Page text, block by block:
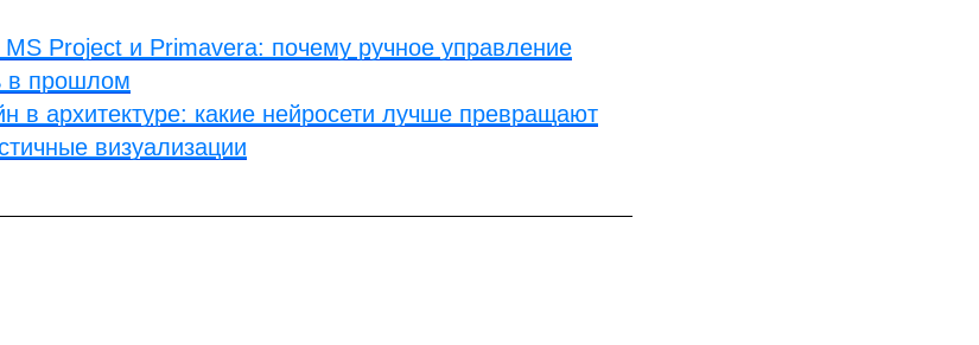
Project и Primavera: почему ручное управление
в прошлом
в архитектуре: какие нейросети лучше превращают
визуализации